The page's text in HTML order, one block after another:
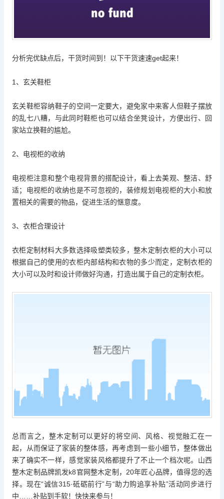
分析完优缺点后，干货时间到！以下干货速速get起来！
1、玄关鞋柜
玄关鞋柜容纳鞋子的空间一定要大，避免家中来客人但鞋子摆放
的乱七八糟，与此同时鞋柜也可以结合坐凳设计，方便出行、回
家站立换鞋的尴尬。
2、电视柜的收纳
电视柜注意和整个电视背景的搭配设计，看上去美观、整洁、舒
适；电视柜的收纳也是不可忽视的，装修规划电视柜的大小和放
置相关的需要的物品，促进生活的惬意度。
3、衣柜合理设计
衣柜定制材料大多数选择吸塑类较多，整木定制衣柜的大小可以
根据自己的使用的衣柜内部结构和衣物的多少而定，定制衣柜的
大小可以及时和设计师做好沟通，打造出属于自己的定制衣柜。
总而言之，整木定制可以更好的将空间、风格、视觉融汇在一
起，从而保证了家装的整体感，再考虑到一些小细节，整体做出
来了确实不一样，感觉家装风格都提升了不止一个档次呢。山西
整木定制品牌凯发k8官网整木定制，20年匠心品牌，值得您的选
择。现在“诚信315·砥砺前行”与“助力购追享补贴”活动同步进行
中……补贴到手软！快快来参与！